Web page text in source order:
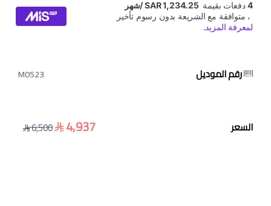
رقم الموديل M0523
السعر 4,937
6,500